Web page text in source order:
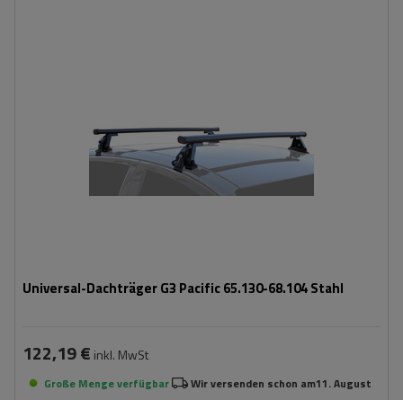
Universal-Dachträger G3 Pacific 65.130-68.104 Stahl
122,19 € inkl. MwSt
Große Menge verfügbar Wir versenden schon am11. August